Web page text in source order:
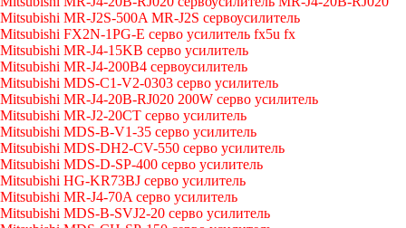
Mitsubishi MR-J2S-500A MR-J2S сервоусилитель
Mitsubishi FX2N-1PG-E серво усилитель fx5u fx
Mitsubishi MR-J4-15KB серво усилитель
Mitsubishi MR-J4-200B4 сервоусилитель
Mitsubishi MDS-C1-V2-0303 серво усилитель
Mitsubishi MR-J4-20B-RJ020 200W серво усилитель
Mitsubishi MR-J2-20CT серво усилитель
Mitsubishi MDS-B-V1-35 серво усилитель
Mitsubishi MDS-DH2-CV-550 серво усилитель
Mitsubishi MDS-D-SP-400 серво усилитель
Mitsubishi HG-KR73BJ серво усилитель
Mitsubishi MR-J4-70A серво усилитель
Mitsubishi MDS-B-SVJ2-20 серво усилитель